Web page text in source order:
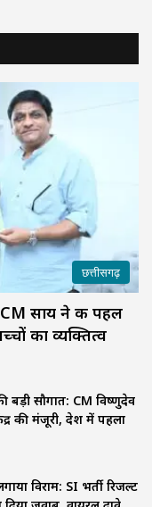
छत्तीसगढ़
CM साय ने की पहल
का व्यक्तित्व
बड़ी सौगात: CM विष्णुदेव
की मंजूरी, देश में पहला
विराम: SI भर्ती रिजल्ट